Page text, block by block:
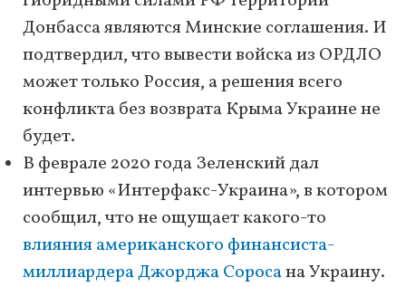
Донбасса являются Минские соглашения. И
подтвердил, что вывести войска из ОРДЛО
может только Россия, а решения всего
конфликта без возврата Крыма Украине не
будет.
В феврале 2020 года Зеленский дал
интервью «Интерфакс-Украина», в котором
сообщил, что не ощущает какого-то
влияния американского финансиста-
миллиардера Джорджа Соросана Украину.